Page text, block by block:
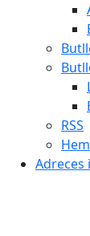
RSS
Adreces